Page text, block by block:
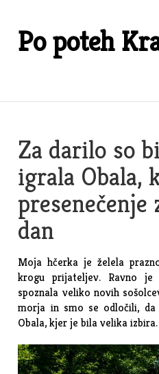
contentPo poteh
Za darilo so
igrala Obala,
dan
Moja hčerka je želela
krogu prijateljev. Ravno
spoznala veliko novih
morja in smo se odločili, da
Obala, kjer je bila velika izbira.